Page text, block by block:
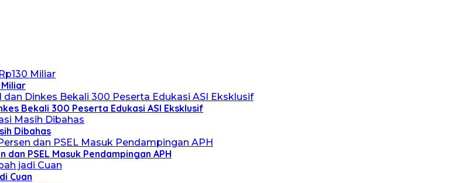
Bekali 300 Peserta Edukasi ASI Eksklusif
Dibahas
PSEL Masuk Pendampingan APH
Cuan